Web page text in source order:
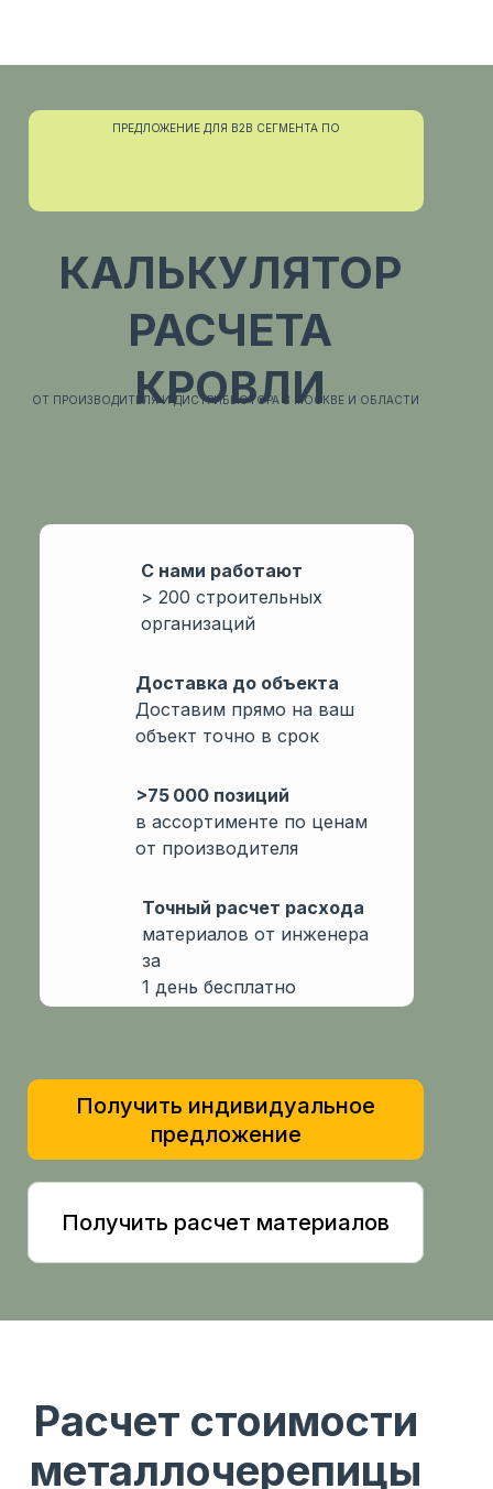
Получить расчет материалов
Получить индивидуальное
предложение
ОТ ПРОИЗВОДИТЕЛЯ И ДИСТРИБЬЮТОРА В МОСКВЕ И ОБЛАСТИ
КАЛЬКУЛЯТОР
РАСЧЕТА
КРОВЛИ
ПРЕДЛОЖЕНИЕ ДЛЯ B2B СЕГМЕНТА ПО
Точный расчет расхода
материалов от инженера
за
1 день бесплатно
>75 000 позиций
в ассортименте по ценам
от производителя
Доcтавка до объекта
Доставим прямо на ваш
объект точно в срок
С нами работают
> 200 строительных
организаций
Расчет стоимости
металлочерепицы